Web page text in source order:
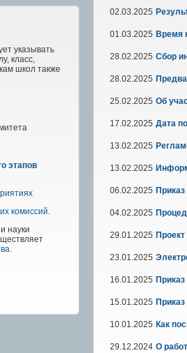
указывать
класс,
школ также
этапов
комиссий.
науки
.
02.03.2025
01.03.2025 Время
28.02.2025 Сбор
28.02.2025
25.02.2025 Об
17.02.2025 Дата
13.02.2025
13.02.2025
06.02.2025
04.02.2025
29.01.2025
23.01.2025
16.01.2025
15.01.2025
10.01.2025 Как
29.12.2024 О